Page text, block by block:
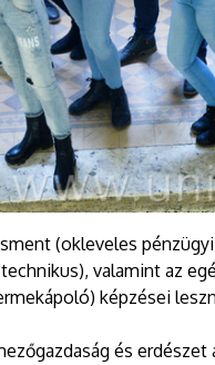
(okleveles
valamint az
képzései
és erdészet